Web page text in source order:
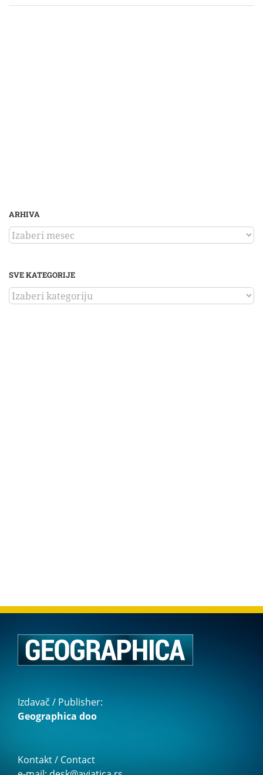
ARHIVA
ARHIVA
SVE KATEGORIJE
SVE
KATEGORIJE
Izdavač / Publisher:
Geographica doo
Kontakt / Contact